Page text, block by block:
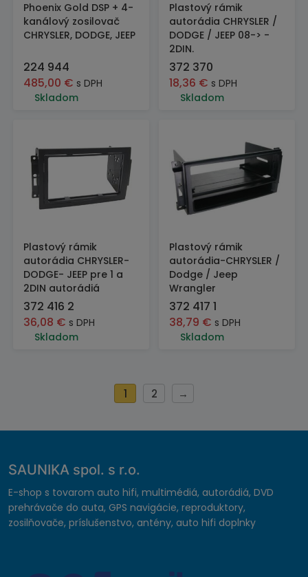
Phoenix Gold DSP + 4-
kanálový zosilovač
CHRYSLER, DODGE, JEEP
224 944
485,00 € s DPH
Skladom
Plastový rámik
autorádia CHRYSLER /
DODGE / JEEP 08-> -
2DIN.
372 370
18,36 € s DPH
Skladom
Plastový rámik
autorádia CHRYSLER-
DODGE- JEEP pre 1 a
2DIN autorádiá
372 416 2
36,08 € s DPH
Skladom
Plastový rámik
autorádia-CHRYSLER /
Dodge / Jeep
Wrangler
372 417 1
38,79 € s DPH
Skladom
1 2 →
SAUNIKA spol. s r.o.
E-shop s tovarom auto hifi, multimédiá, autorádiá, DVD
prehrávače do auta, GPS navigácie, reproduktory,
zosilňovače, príslušenstvo, antény, auto hifi doplnky